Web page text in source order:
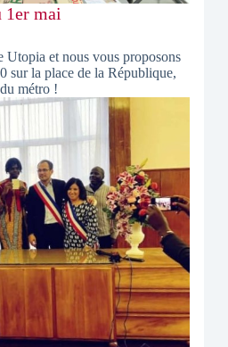
1er mai
Utopia et nous vous proposons
sur la place de la République,
métro !